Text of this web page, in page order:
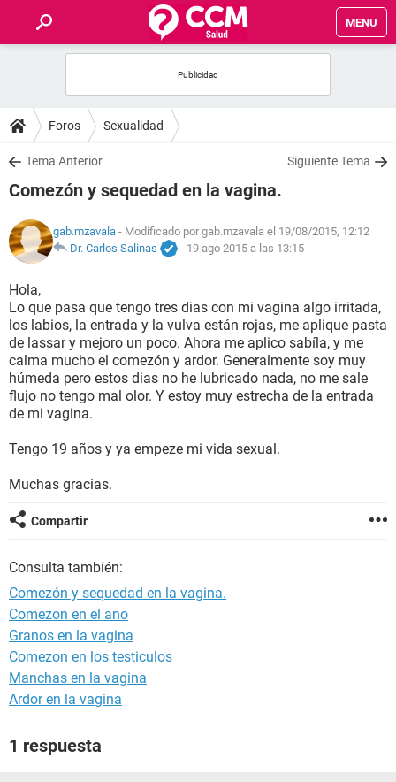
MENU
FOROS
SALUD
NUTRICIÓN
BIENESTAR
SEXUALIDAD
GLOSARIO
Foros Sexualidad
Tema Anterior Siguiente Tema
Comezón y sequedad en la vagina.
gab.mzavala - Modificado por gab.mzavala el 19/08/2015, 12:12
Dr. Carlos Salinas
- 19 ago 2015 a las 13:15
Hola,
Lo que pasa que tengo tres dias con mi vagina algo irritada,
los labios, la entrada y la vulva están rojas, me aplique pasta
de lassar y mejoro un poco. Ahora me aplico sabíla, y me
calma mucho el comezón y ardor. Generalmente soy muy
húmeda pero estos dias no he lubricado nada, no me sale
flujo no tengo mal olor. Y estoy muy estrecha de la entrada
de mi vagina.
Tengo 19 años y ya empeze mi vida sexual.
Muchas gracias.
Compartir
Consulta también:
Comezón y sequedad en la vagina.
Comezon en el ano
Granos en la vagina
Comezon en los testiculos
Manchas en la vagina
Ardor en la vagina
1 respuesta